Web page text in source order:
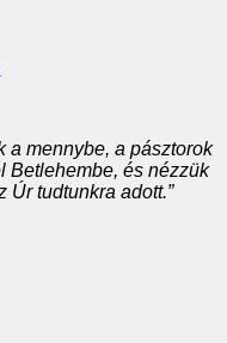
a mennybe, a pásztorok
Betlehembe, és nézzük
Úr tudtunkra adott.”